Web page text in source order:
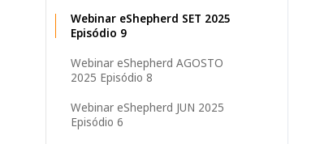
Webinar eShepherd SET 2025
Episódio 9
Webinar eShepherd AGOSTO
2025 Episódio 8
Webinar eShepherd JUN 2025
Episódio 6